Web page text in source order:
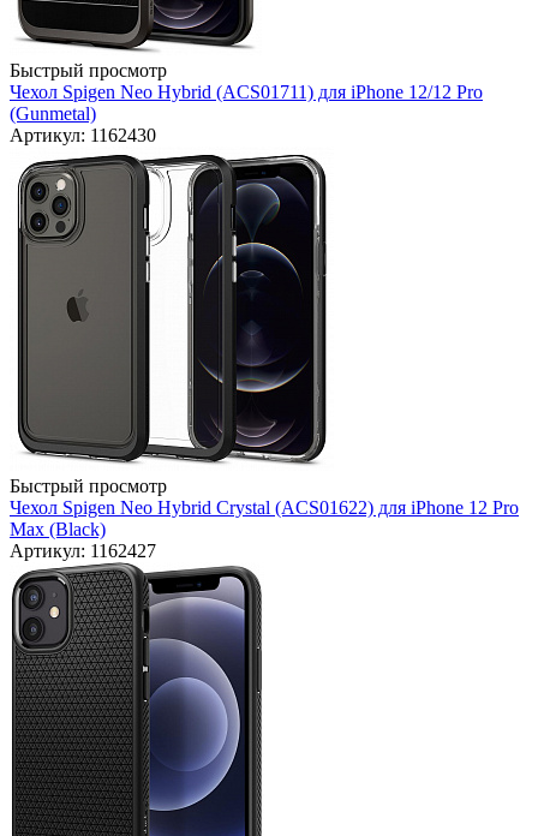
Быстрый просмотр
Чехол Spigen Neo Hybrid (ACS01711) для iPhone 12/12 Pro
(Gunmetal)
Артикул: 1162430
Быстрый просмотр
Чехол Spigen Neo Hybrid Crystal (ACS01622) для iPhone 12 Pro
Max (Black)
Артикул: 1162427